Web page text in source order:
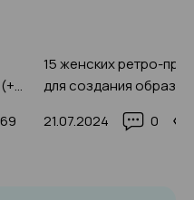
15 женских ретро-
для создания образа
21.07.2024
0